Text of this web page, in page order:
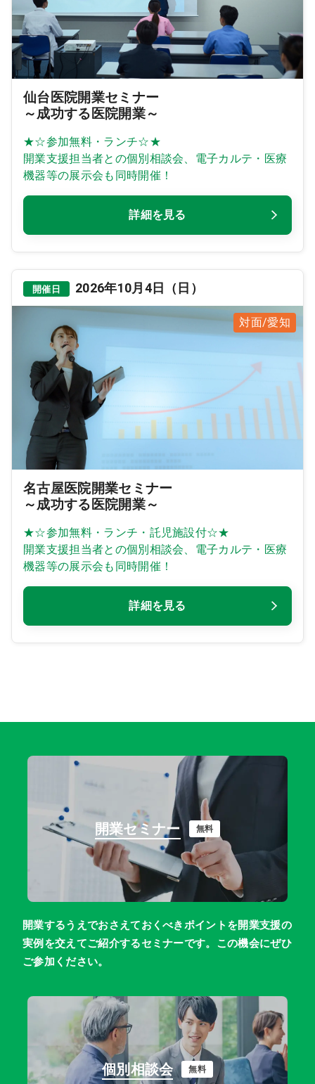
仙台医院開業セミナー
～成功する医院開業～
★☆参加無料・ランチ☆★
開業支援担当者との個別相談会、電子カルテ・医療
機器等の展示会も同時開催！
詳細を見る
開催日 2026年10月4日（日）
対面/愛知
名古屋医院開業セミナー
～成功する医院開業～
★☆参加無料・ランチ・託児施設付☆★
開業支援担当者との個別相談会、電子カルテ・医療
機器等の展示会も同時開催！
詳細を見る
開業セミナー 無料
開業するうえでおさえておくべきポイントを開業支援の
実例を交えてご紹介するセミナーです。この機会にぜひ
ご参加ください。
個別相談会 無料